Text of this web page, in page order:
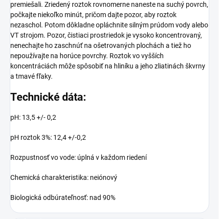
premiešali. Zriedený roztok rovnomerne naneste na suchý povrch,
počkajte niekoľko minút, pričom dajte pozor, aby roztok
nezaschol. Potom dôkladne opláchnite silným prúdom vody alebo
VT strojom. Pozor, čistiaci prostriedok je vysoko koncentrovaný,
nenechajte ho zaschnúť na ošetrovaných plochách a tiež ho
nepoužívajte na horúce povrchy. Roztok vo vyšších
koncentráciách môže spôsobiť na hliníku a jeho zliatinách škvrny
a tmavé fľaky.
Technické dáta:
pH: 13,5 +/- 0,2
pH roztok 3%: 12,4 +/-0,2
Rozpustnosť vo vode: úplná v každom riedení
Chemická charakteristika: neiónový
Biologická odbúrateľnosť: nad 90%